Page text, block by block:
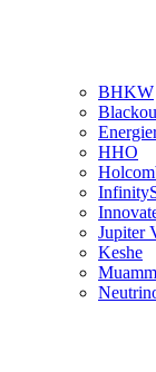
BHKW
HHO
Jupiter
Keshe